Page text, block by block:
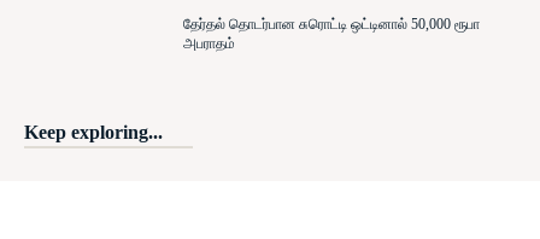
தேர்தல் தொடர்பான சுரொட்டி ஒட்டினால் 50,000 ரூபா
அபராதம்
Keep exploring...